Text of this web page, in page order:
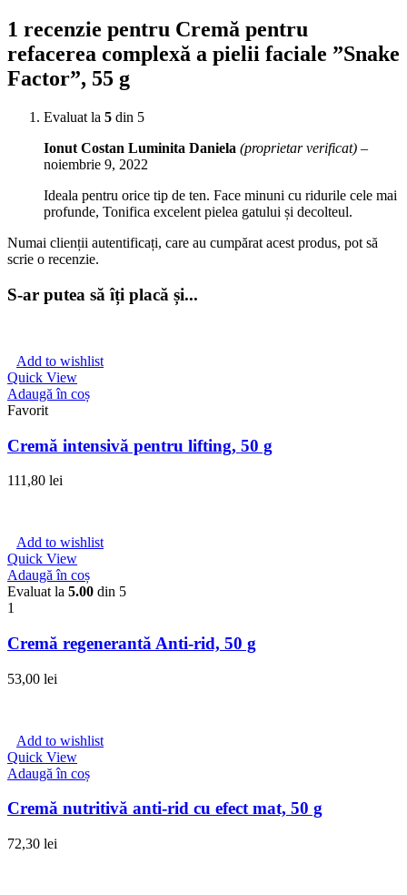
1 recenzie pentru Cremă pentru
refacerea complexă a pielii faciale ”Snake
Factor”, 55 g
Evaluat la 5 din 5
Ionut Costan Luminita Daniela (proprietar verificat) –
noiembrie 9, 2022
Ideala pentru orice tip de ten. Face minuni cu ridurile cele mai
profunde, Tonifica excelent pielea gatului și decolteul.
Numai clienții autentificați, care au cumpărat acest produs, pot să
scrie o recenzie.
S-ar putea să îți placă și...
Add to wishlist
Quick View
Adaugă în coș
Favorit
Cremă intensivă pentru lifting, 50 g
111,80 lei
Add to wishlist
Quick View
Adaugă în coș
Evaluat la 5.00 din 5
1
Cremă regenerantă Anti-rid, 50 g
53,00 lei
Add to wishlist
Quick View
Adaugă în coș
Cremă nutritivă anti-rid cu efect mat, 50 g
72,30 lei